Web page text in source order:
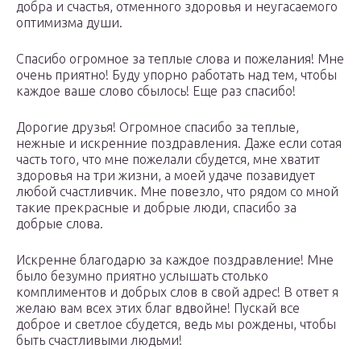
добра и счастья, отменного здоровья и неугасаемого
оптимизма души.
Спасибо огромное за теплые слова и пожелания! Мне
очень приятно! Буду упорно работать над тем, чтобы
каждое ваше слово сбылось! Еще раз спасибо!
Дорогие друзья! Огромное спасибо за теплые,
нежные и искренние поздравления. Даже если сотая
часть того, что мне пожелали сбудется, мне хватит
здоровья на три жизни, а моей удаче позавидует
любой счастливчик. Мне повезло, что рядом со мной
такие прекрасные и добрые люди, спасибо за
добрые слова.
Искренне благодарю за каждое поздравление! Мне
было безумно приятно услышать столько
комплиментов и добрых слов в свой адрес! В ответ я
желаю вам всех этих благ вдвойне! Пускай все
доброе и светлое сбудется, ведь мы рождены, чтобы
быть счастливыми людьми!